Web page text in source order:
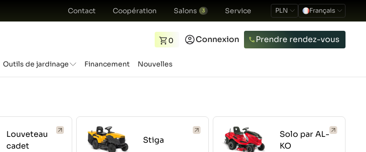
Contact Coopération Salons 3 Service PLN Français
0 Connexion Prendre rendez-vous
Outils de jardinage Financement Nouvelles
Louveteau
cadet
Stiga
Solo par AL-
KO